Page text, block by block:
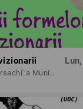
Casa de Cultura 'Mihai Ursachi' a Municipiului Iasi